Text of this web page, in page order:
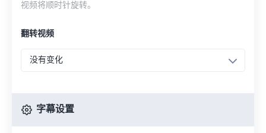
视频将顺时针旋转。
翻转视频
没有变化
字幕设置